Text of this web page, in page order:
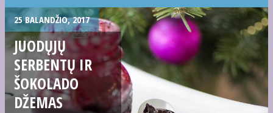
25 BALANDŽIO, 2017
JUODŲJŲ
SERBENTŲ IR
ŠOKOLADO
DŽEMAS